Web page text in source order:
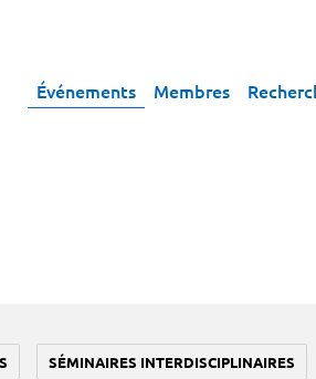
Événements Membres
SÉMINAIRES INTERDISCIPLINAIRES